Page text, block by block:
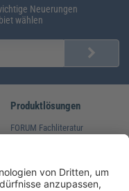
Neuerungen
wählen
Produktlösungen
FORUM Fachliteratur